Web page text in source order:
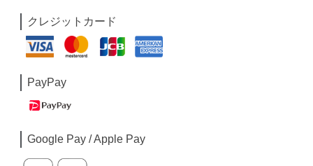
クレジットカード
PayPay
Google Pay / Apple Pay